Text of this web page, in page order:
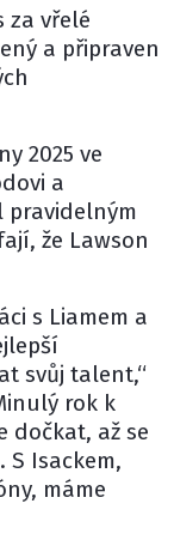
za vřelé
a připraven
2025 ve
a
pravidelným
že Lawson
s Liamem a
svůj talent,“
rok k
dočkat, až se
S Isackem,
máme